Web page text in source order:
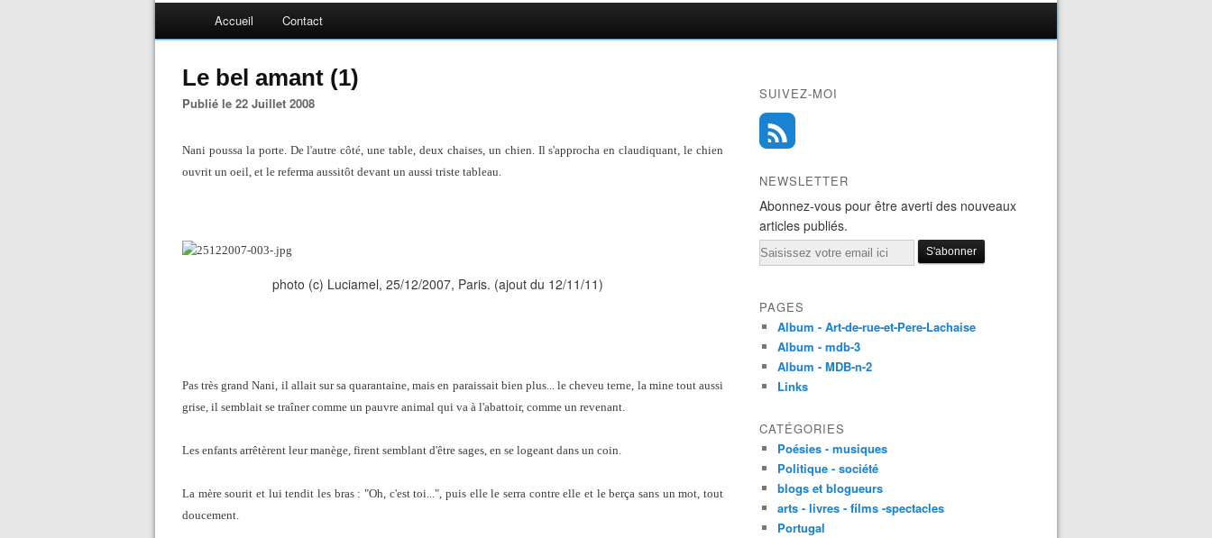
Accueil Contact
Le bel amant (1)
Publié le 22 Juillet 2008
Nani poussa la porte. De l'autre côté, une table, deux chaises, un chien. Il s'approcha en claudiquant, le chien
ouvrit un oeil, et le referma aussitôt devant un aussi triste tableau.
photo (c) Luciamel, 25/12/2007, Paris. (ajout du 12/11/11)
Pas très grand Nani, il allait sur sa quarantaine, mais en paraissait bien plus... le cheveu terne, la mine tout aussi
grise, il semblait se traîner comme un pauvre animal qui va à l'abattoir, comme un revenant.
Les enfants arrêtèrent leur manège, firent semblant d'être sages, en se logeant dans un coin.
La mère sourit et lui tendit les bras : "Oh, c'est toi...", puis elle le serra contre elle et le berça sans un mot, tout
doucement.
SUIVEZ-MOI
NEWSLETTER
Abonnez-vous pour être averti des nouveaux
articles publiés.
Email
PAGES
Album - Art-de-rue-et-Pere-Lachaise
Album - mdb-3
Album - MDB-n-2
Links
CATÉGORIES
Poésies - musiques
Politique - société
blogs et blogueurs
arts - livres - films -spectacles
Portugal